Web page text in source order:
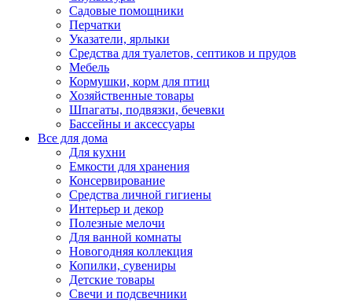
Садовые помощники
Перчатки
Указатели, ярлыки
Средства для туалетов, септиков и прудов
Мебель
Кормушки, корм для птиц
Хозяйственные товары
Шпагаты, подвязки, бечевки
Бассейны и аксессуары
Все для дома
Для кухни
Емкости для хранения
Консервирование
Средства личной гигиены
Интерьер и декор
Полезные мелочи
Для ванной комнаты
Новогодняя коллекция
Копилки, сувениры
Детские товары
Свечи и подсвечники